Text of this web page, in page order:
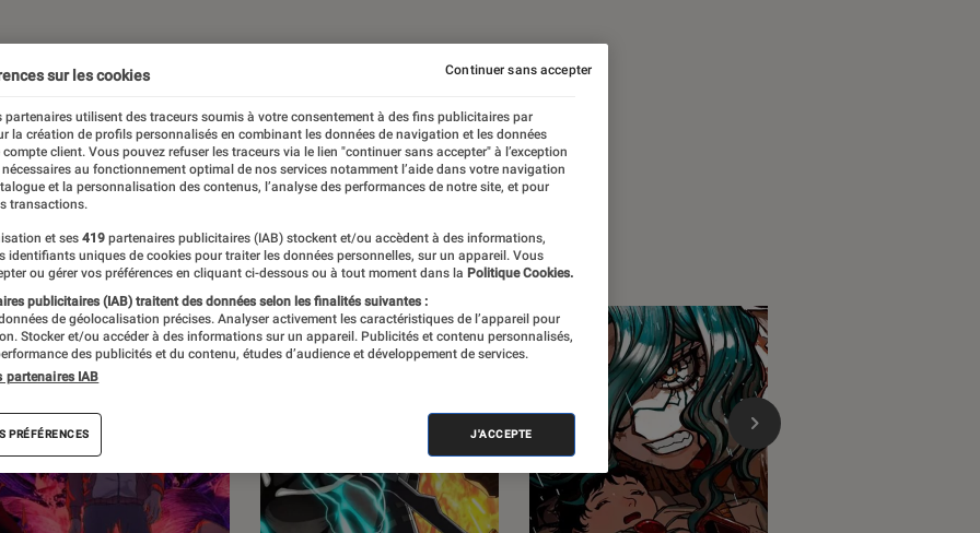
en 1978 au triomphe de One Piece,
en France. Avec l’Éclaireur Fnac, ne
sorties manga.
sur les cookies
partenaires utilisent des traceurs soumis à votre consentement à des fins publicitaires par
la création de profils personnalisés en combinant les données de navigation et les données
compte client. Vous pouvez refuser les traceurs via le lien "continuer sans accepter" à l’exception
au fonctionnement optimal de nos services notamment l’aide dans votre navigation
et la personnalisation des contenus, l’analyse des performances de notre site, et pour
transactions.
et ses 419 partenaires publicitaires (IAB) stockent et/ou accèdent à des informations,
identifiants uniques de cookies pour traiter les données personnelles, sur un appareil. Vous
ou gérer vos préférences en cliquant ci-dessous ou à tout moment dans la Politique Cookies.
publicitaires (IAB) traitent des données selon les finalités suivantes :
de géolocalisation précises. Analyser activement les caractéristiques de l’appareil pour
Stocker et/ou accéder à des informations sur un appareil. Publicités et contenu personnalisés,
des publicités et du contenu, études d’audience et développement de services.
partenaires IAB
PRÉFÉRENCES J'ACCEPTE
Continuer sans accepter